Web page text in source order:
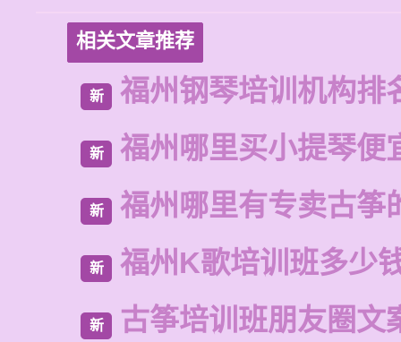
相关文章推荐
新 福州钢琴培训机构排
新 福州哪里买小提琴便
新 福州哪里有专卖古筝
新 福州K歌培训班多少
新 古筝培训班朋友圈文